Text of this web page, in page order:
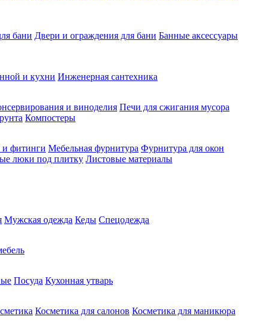
бани Двери и ограждения для бани Банные аксессуары
и кухни Инженерная сантехника
и виноделия Печи для сжигания мусора
Компостеры
фитинги Мебельная фурнитура Фурнитура для окон
люки под плитку Листовые материалы
Мужская одежда Кеды Спецодежда
Посуда Кухонная утварь
Косметика для салонов Косметика для маникюра